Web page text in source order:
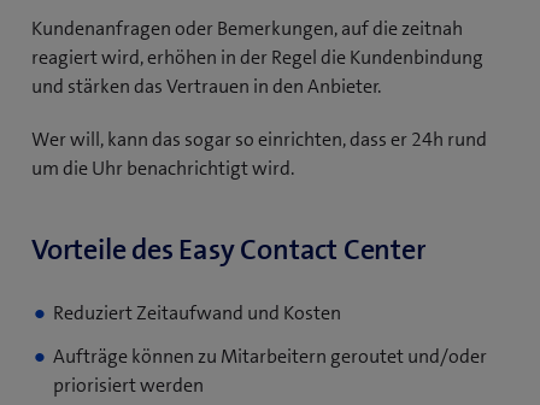
Kundenanfragen oder Bemerkungen, auf die zeitnah
reagiert wird, erhöhen in der Regel die Kundenbindung
und stärken das Vertrauen in den Anbieter.
Wer will, kann das sogar so einrichten, dass er 24h rund
um die Uhr benachrichtigt wird.
Vorteile des Easy Contact Center
Reduziert Zeitaufwand und Kosten
Aufträge können zu Mitarbeitern geroutet und/oder
priorisiert werden